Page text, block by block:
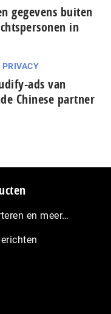
gegevens buiten
in
PRIVACY
ads van
Chinese partner
en meer…